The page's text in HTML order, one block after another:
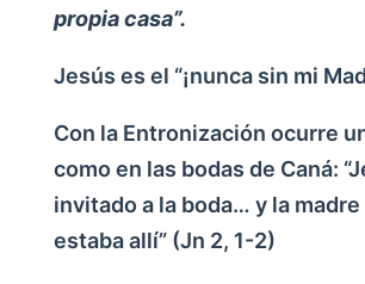
propia casa”.
Jesús es el “¡nunca sin mi
Con la Entronización ocurre
como en las bodas de Caná:
invitado a la boda… y la
estaba allí” (Jn 2, 1-2)